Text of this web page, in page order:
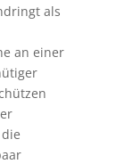
als
an einer